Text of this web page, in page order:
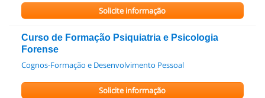
Solicite informação
Curso de Formação Psiquiatria e Psicologia
Forense
Cognos-Formação e Desenvolvimento Pessoal
Solicite informação